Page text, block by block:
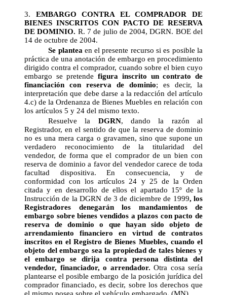
3. EMBARGO CONTRA EL COMPRADOR DE
BIENES INSCRITOS CON PACTO DE RESERVA
DE DOMINIO. R. 7 de julio de 2004, DGRN. BOE del
14 de octubre de 2004.
Se planteaen el presente recurso si es posible la
práctica de una anotación de embargo en procedimiento
dirigido contra el comprador, cuando sobre el bien cuyo
embargo se pretende figura inscrito un contrato de
financiación con reserva de dominio; es decir, la
interpretación que debe darse a la redacción del artículo
4.c) de la Ordenanza de Bienes Muebles en relación con
los artículos 5 y 24 del mismo texto.
Resuelve la DGRN, dando la razón al
Registrador, en el sentido de que la reserva de dominio
no es una mera carga o gravamen, sino que supone un
verdadero reconocimiento de la titularidad del
vendedor, de forma que el comprador de un bien con
reserva de dominio a favor del vendedor carece de toda
facultad dispositiva. En consecuencia, y de
conformidad con los artículos 24 y 25 de la Orden
citada y en desarrollo de ellos el apartado 15º de la
Instrucción de la DGRN de 3 de diciembre de 1999, los
Registradores denegarán los mandamientos de
embargo sobre bienes vendidos a plazos con pacto de
reserva de dominio o que hayan sido objeto de
arrendamiento financiero en virtud de contratos
inscritos en el Registro de Bienes Muebles, cuando el
objeto del embargo sea la propiedad de tales bienes y
el embargo se dirija contra persona distinta del
vendedor, financiador, o arrendador. Otra cosa sería
plantearse el posible embargo de la posición jurídica del
comprador financiado, es decir, sobre los derechos que